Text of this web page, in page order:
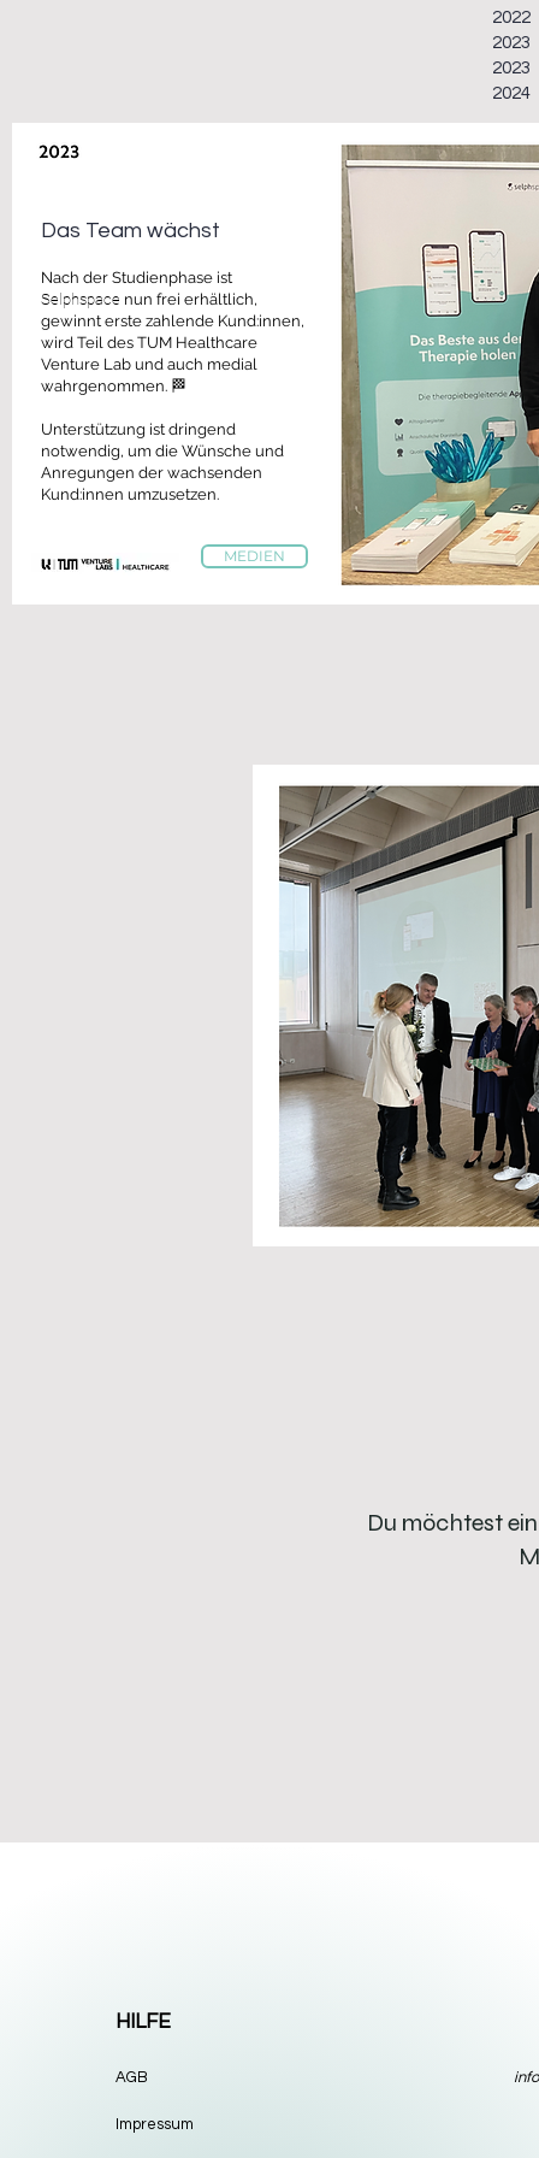
Das Team wächst
Nach der Studienphase ist
Selphspace nun frei erhältlich,
gewinnt erste zahlende Kund:innen,
wird Teil des TUM Healthcare
Venture Lab und auch medial
wahrgenommen. 🏁
Unterstützung ist dringend
notwendig, um die Wünsche und
Anregungen der wachsenden
Kund:innen umzusetzen.
2022
2023
2023
2024
MEDIEN
Du möchtest
HILFE
AGB
Impressum